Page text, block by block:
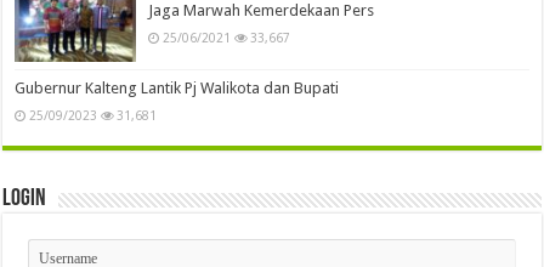
Jaga Marwah Kemerdekaan Pers
25/06/2021 33,667
Gubernur Kalteng Lantik Pj Walikota dan Bupati
25/09/2023 31,681
Login